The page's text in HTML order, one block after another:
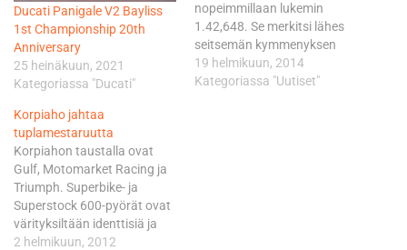
Ducati Panigale V2 Bayliss
1st Championship 20th
Anniversary
25 heinäkuun, 2021
Kategoriassa "Ducati"
nopeimmillaan lukemin
1.42,648. Se merkitsi lähes
seitsemän kymmenyksen
kohennusta tiistaihin. Ajo
lohkaisi Husqvarnallaan
19 helmikuun, 2014
Kategoriassa "Uutiset"
Korpiaho jahtaa
tuplamestaruutta
Korpiahon taustalla ovat
Gulf, Motomarket Racing ja
Triumph. Superbike- ja
Superstock 600-pyörät ovat
värityksiltään identtisiä ja
päävärinä tulee olemaan
2 helmikuun, 2012